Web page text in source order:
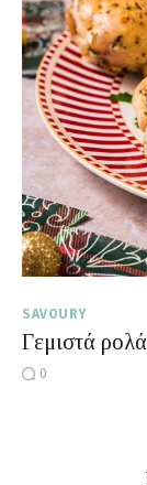
SAVOURY
Γεμιστά
0